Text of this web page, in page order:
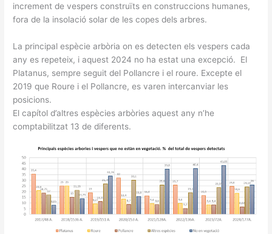
increment de vespers construïts en construccions humanes,
fora de la insolació solar de les copes dels arbres.
La principal espècie arbòria on es detecten els vespers cada
any es repeteix, i aquest 2024 no ha estat una excepció. El
Platanus, sempre seguit del Pollancre i el roure. Excepte el
2019 que Roure i el Pollancre, es varen intercanviar les
posicions.
El capítol d’altres espècies arbòries aquest any n’he
comptabilitzat 13 de diferents.